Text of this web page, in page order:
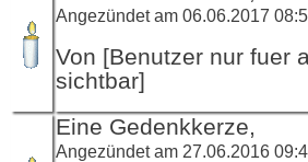
Angezündet am 06.06.2017
Von [Benutzer nur fuer
sichtbar]
Eine Gedenkkerze,
Angezündet am 27.06.2016